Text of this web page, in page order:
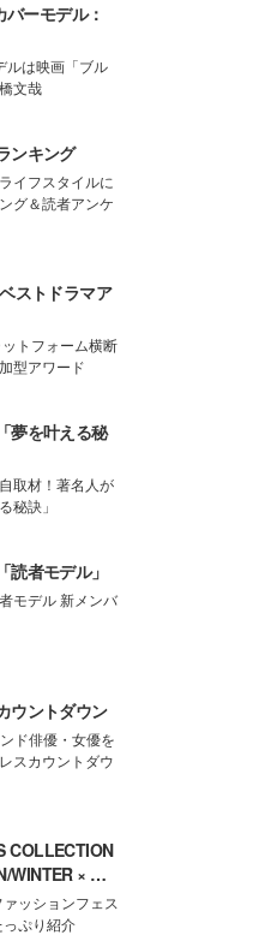
ーモデル：
ルは映画「ブル
文哉
ンキング
イフスタイルに
グ＆読者アンケ
ストドラマア
トフォーム横断
型アワード
夢を叶える秘
取材！著名人が
秘訣」
読者モデル」
モデル 新メンバ
ウントダウン
ド俳優・女優を
スカウントダウ
COLLECTION
WINTER × モ
ッションフェス
っぷり紹介